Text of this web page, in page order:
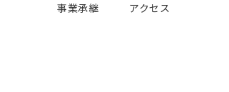
事業承継
アクセス